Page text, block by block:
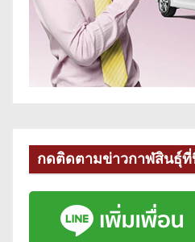
กดติดตามข่าวกาฬสินธุ์